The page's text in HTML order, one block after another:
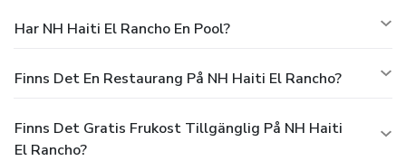
Har NH Haiti El Rancho En Pool?
Finns Det En Restaurang På NH Haiti El Rancho?
Finns Det Gratis Frukost Tillgänglig På NH Haiti
El Rancho?